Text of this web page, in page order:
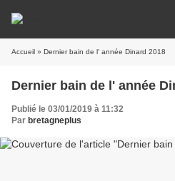
Accueil » Dernier bain de l' année Dinard 2018
Dernier bain de l' année
Publié le 03/01/2019 à 11:32
Par bretagneplus